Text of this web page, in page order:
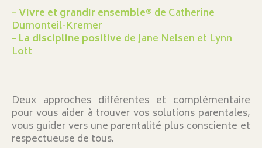
–Vivre et grandir ensemble® de Catherine
Dumonteil-Kremer
–La discipline positive de Jane Nelsen et Lynn
Lott
Deux approches différentes et complémentaire
pour vous aider à trouver vos solutions parentales,
vous guider vers une parentalité plus consciente et
respectueuse de tous.